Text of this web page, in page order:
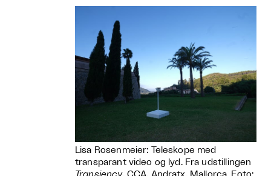
Lisa Rosenmeier: Teleskope med
transparant video og lyd. Fra udstillingen